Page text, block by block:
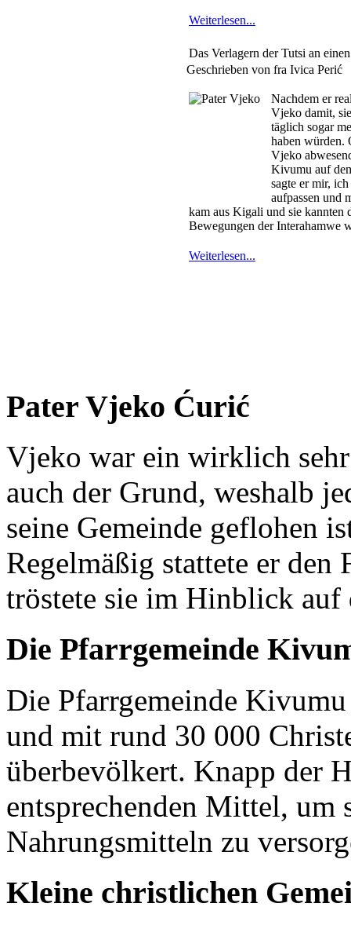
Weiterlesen...
Das Verlagern der Tutsi an
Geschrieben von fra Ivica Perić
Nachdem er
Vjeko damit,
täglich sogar
haben würden.
Vjeko
Kivumu auf
sagte er mir,
aufpassen und
kam aus Kigali und sie kannten
Bewegungen der Interahamwe
Weiterlesen...
Pater Vjeko Ćurić
Vjeko war ein wirklich
auch der Grund, weshalb
seine Gemeinde geflohen
Regelmäßig stattete er
tröstete sie im Hinblick
Die Pfarrgemeinde
Die Pfarrgemeinde
und mit rund 30 000
überbevölkert. Knapp der
entsprechenden Mittel, um
Nahrungsmitteln zu
Kleine christlichen